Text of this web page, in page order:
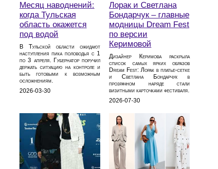
Месяц наводнений:
когда Тульская
область окажется
под водой
В Тульской области ожидают
наступления пика половодья с 1
по 3 апреля. Губернатор поручил
держать ситуацию на контроле и
быть готовыми к возможным
осложнениям.
2026-03-30
Лорак и Светлана
Бондарчук – главные
модницы Dream Fest
по версии
Керимовой
Дизайнер Керимова раскрыла
список самых ярких образов
Dream Fest: Лорак в платье‑сетке
и Светлана Бондарчук в
прозрачном наряде стали
визитными карточками фестиваля.
2026-07-30